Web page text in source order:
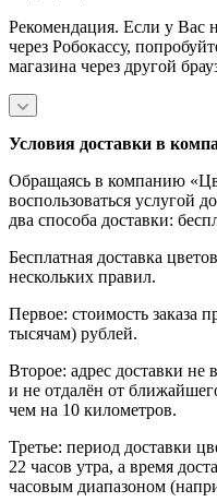
Рекомендация. Если у Вас
через Робокассу,
магазина через другой
Условия доставки в
Обращаясь в компанию
воспользоваться услугой
два способа доставки:
Бесплатная доставка
нескольких правил.
Первое: стоимость заказа
тысячам) рублей.
Второе: адрес доставки не
и не отдалён от
чем на 10 километров.
Третье: период доставки
22 часов утра, а время
часовым диапазоном